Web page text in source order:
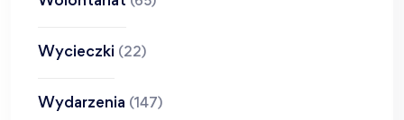
Wycieczki (22)
Wydarzenia (147)